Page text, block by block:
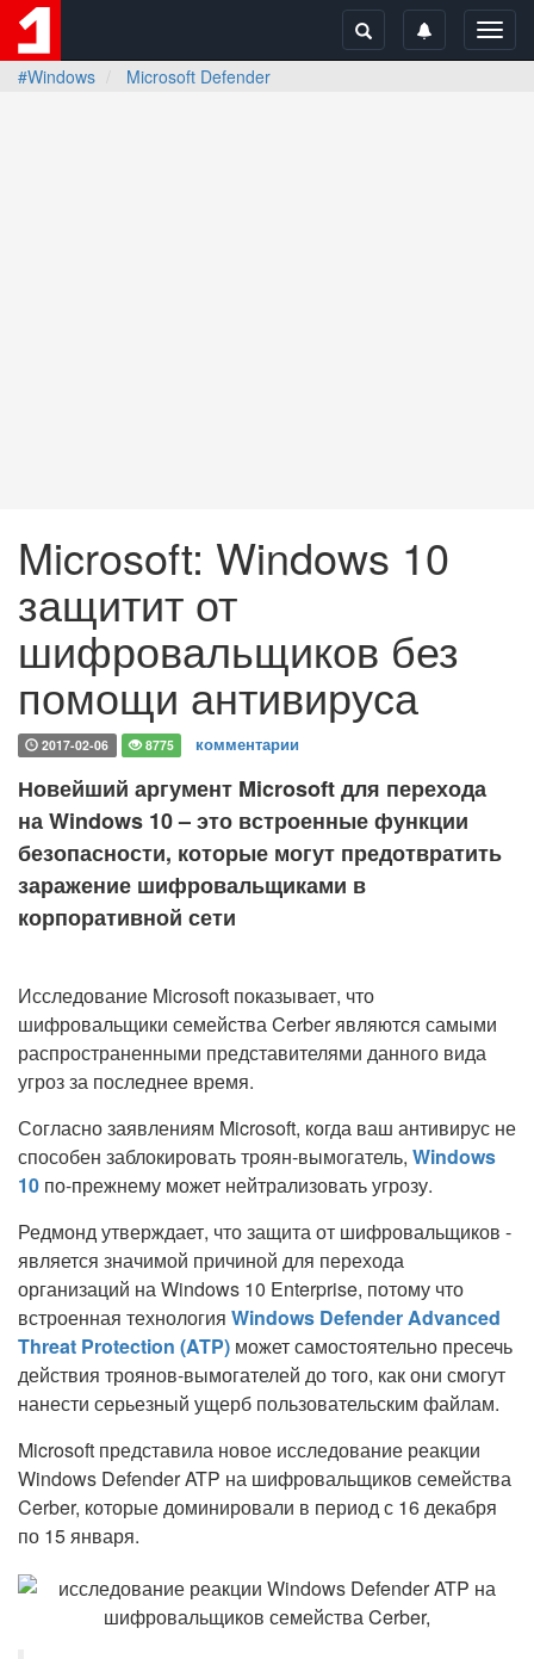
#Windows
Microsoft Defender
Microsoft: Windows 10
защитит от
шифровальщиков без
помощи антивируса
2017-02-06 8775 комментарии
Новейший аргумент Microsoft для перехода
на Windows 10 – это встроенные функции
безопасности, которые могут предотвратить
заражение шифровальщиками в
корпоративной сети
Исследование Microsoft показывает, что
шифровальщики семейства Cerber являются самыми
распространенными представителями данного вида
угроз за последнее время.
Согласно заявлениям Microsoft, когда ваш антивирус не
способен заблокировать троян-вымогатель, Windows
10 по-прежнему может нейтрализовать угрозу.
Редмонд утверждает, что защита от шифровальщиков -
является значимой причиной для перехода
организаций на Windows 10 Enterprise, потому что
встроенная технология Windows Defender Advanced
Threat Protection (ATP) может самостоятельно пресечь
действия троянов-вымогателей до того, как они смогут
нанести серьезный ущерб пользовательским файлам.
Microsoft представила новое исследование реакции
Windows Defender ATP на шифровальщиков семейства
Cerber, которые доминировали в период с 16 декабря
по 15 января.